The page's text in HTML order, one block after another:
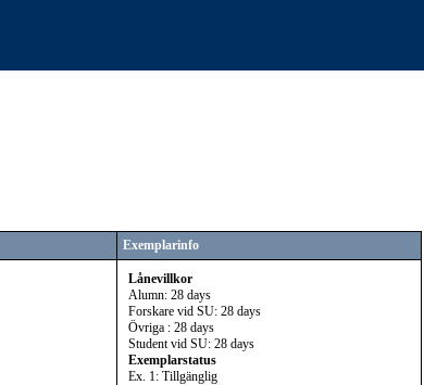
Exemplarinfo
Lånevillkor
Alumn: 28 days
Forskare vid SU: 28 days
Övriga : 28 days
Student vid SU: 28 days
Exemplarstatus
Ex. 1: Tillgänglig